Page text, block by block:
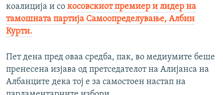
коалиција и со косовскиот премиер и лидер на
тамошната партија Самоопределување, Албин
Курти.
Пет дена пред оваа средба, пак, во медиумите беше
пренесена изјава од претседателот на Алијанса на
Албанците дека тој е за самостоен настап на